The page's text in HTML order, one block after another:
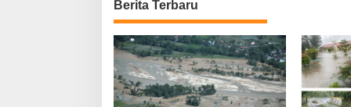
Berita Terbaru